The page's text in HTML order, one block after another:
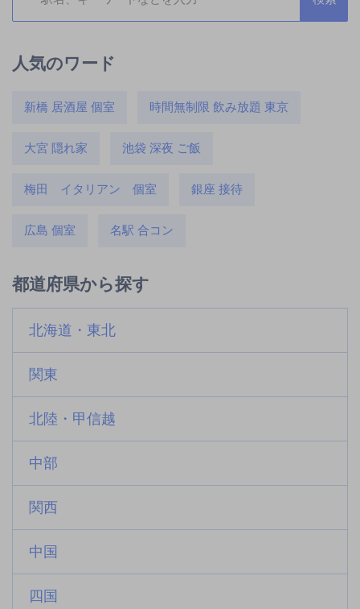
人気のワード
新橋 居酒屋 個室 時間無制限 飲み放題 東京
大宮 隠れ家 池袋 深夜 ご飯
梅田 イタリアン 個室 銀座 接待
広島 個室 名駅 合コン
都道府県から探す
北海道・東北
関東
北陸・甲信越
中部
関西
中国
四国